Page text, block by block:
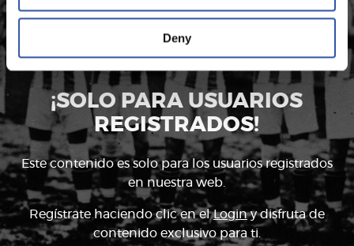
Deny
historia.
¡SOLO PARA USUARIOS
REGISTRADOS!
Este contenido es solo para los usuarios registrados
en nuestra web.
Regístrate haciendo clic en elLoginy disfruta de
contenido exclusivo para ti.